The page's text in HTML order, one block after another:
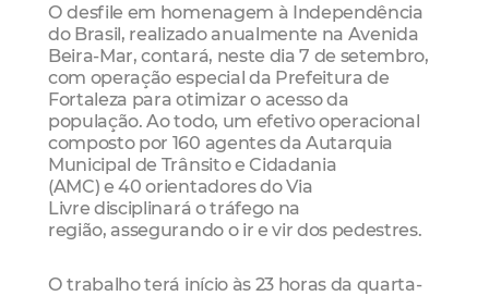
O desfile em homenagem à Independência
do Brasil, realizado anualmente na Avenida
Beira-Mar, contará, neste dia 7 de setembro,
com operação especial da Prefeitura de
Fortaleza para otimizar o acesso da
população. Ao todo, um efetivo operacional
composto por 160 agentes da Autarquia
Municipal de Trânsito e Cidadania
(AMC) e 40 orientadores do Via
Livre disciplinará o tráfego na
região, assegurando o ir e vir dos pedestres.
O trabalho terá início às 23 horas da quarta-